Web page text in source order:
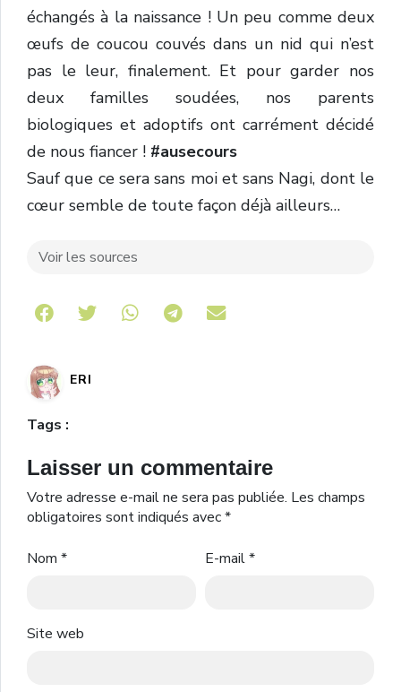
échangés à la naissance ! Un peu comme deux
œufs de coucou couvés dans un nid qui n’est
pas le leur, finalement. Et pour garder nos
deux familles soudées, nos parents
biologiques et adoptifs ont carrément décidé
de nous fiancer ! #ausecours
Sauf que ce sera sans moi et sans Nagi, dont le
cœur semble de toute façon déjà ailleurs…
Voir les sources
Share on Telegram
ERI
Tags :
Laisser un commentaire
Votre adresse e-mail ne sera pas publiée. Les champs
obligatoires sont indiqués avec*
Nom * E-mail*
Site web